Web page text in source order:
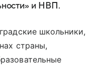
и НВП.
школьники,
страны,